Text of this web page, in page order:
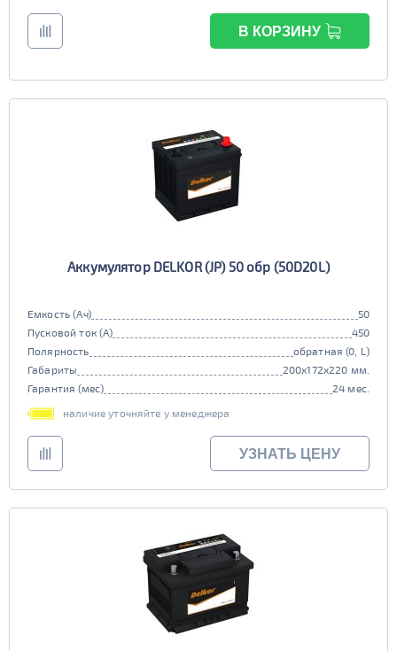
В КОРЗИНУ
Аккумулятор DELKOR (JP) 50 обр (50D20L)
Емкость (Ач)
50
Пусковой ток (А)
450
Полярность
обратная (0, L)
Габариты
200x172x220 мм.
Гарантия (мес)
24 мес.
наличие уточняйте у менеджера
УЗНАТЬ ЦЕНУ